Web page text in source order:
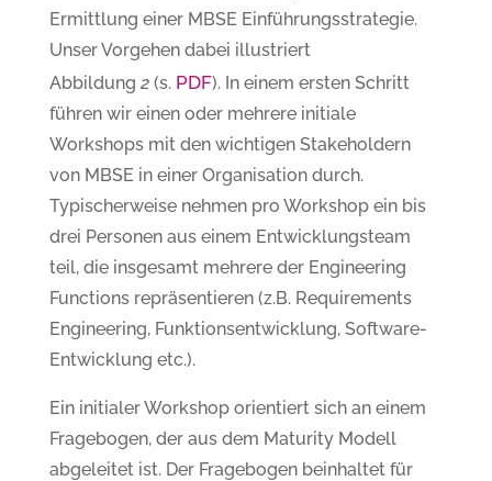
Ermittlung einer MBSE Einführungsstrategie.
Unser Vorgehen dabei illustriert
Abbildung2(s. PDF). In einem ersten Schritt
führen wir einen oder mehrere initiale
Workshops mit den wichtigen Stakeholdern
von MBSE in einer Organisation durch.
Typischerweise nehmen pro Workshop ein bis
drei Personen aus einem Entwicklungsteam
teil, die insgesamt mehrere der Engineering
Functions repräsentieren (z.B. Requirements
Engineering, Funktionsentwicklung, Software-
Entwicklung etc.).
Ein initialer Workshop orientiert sich an einem
Fragebogen, der aus dem Maturity Modell
abgeleitet ist. Der Fragebogen beinhaltet für